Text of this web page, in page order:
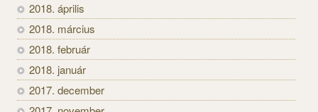
2018. április
2018. március
2018. február
2018. január
2017. december